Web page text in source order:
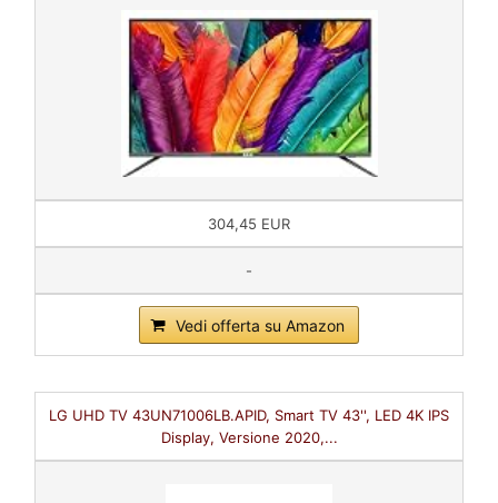
304,45 EUR
-
Vedi offerta su Amazon
LG UHD TV 43UN71006LB.APID, Smart TV 43'', LED 4K IPS
Display, Versione 2020,...